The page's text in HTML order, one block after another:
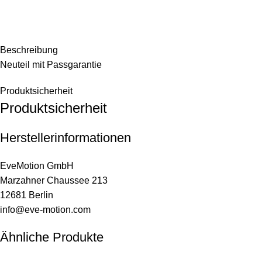
Beschreibung
Neuteil mit Passgarantie
Produktsicherheit
Produktsicherheit
Herstellerinformationen
EveMotion GmbH
Marzahner Chaussee 213
12681 Berlin
info@eve-motion.com
Ähnliche Produkte